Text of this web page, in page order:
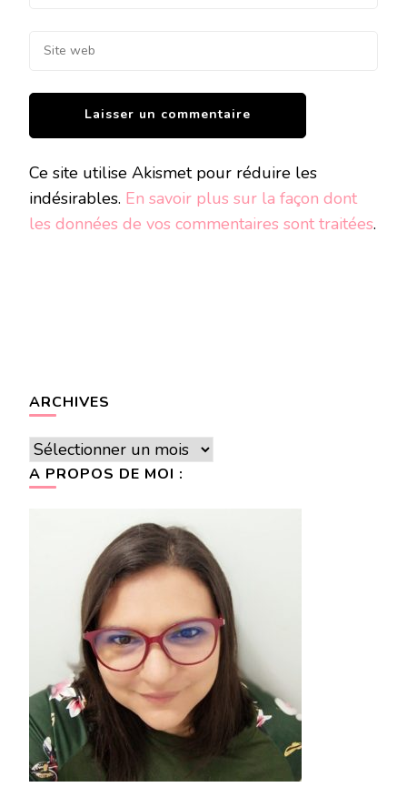
Ce site utilise Akismet pour réduire les
indésirables. En savoir plus sur la façon dont
les données de vos commentaires sont traitées.
ARCHIVES
Archives
A PROPOS DE MOI :